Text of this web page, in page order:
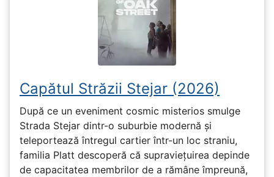
Capătul Străzii Stejar (2026)
După ce un eveniment cosmic misterios smulge
Strada Stejar dintr-o suburbie modernă și
teleportează întregul cartier într-un loc straniu,
familia Platt descoperă că supraviețuirea depinde
de capacitatea membrilor de a rămâne împreună,